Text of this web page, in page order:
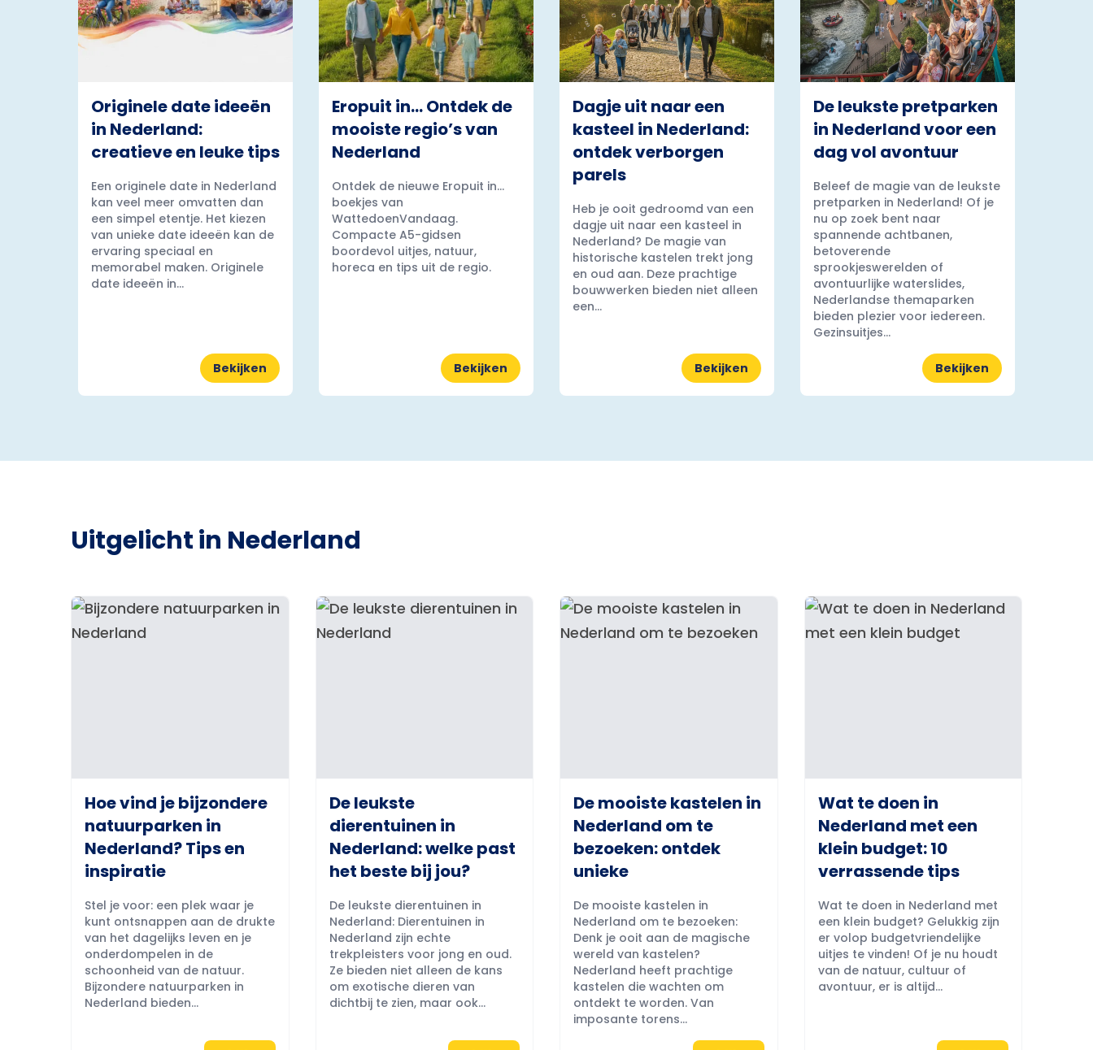
Originele date ideeën
in Nederland:
creatieve en leuke tips
Een originele date in Nederland
kan veel meer omvatten dan
een simpel etentje. Het kiezen
van unieke date ideeën kan de
ervaring speciaal en
memorabel maken. Originele
date ideeën in...
Bekijken
Eropuit in… Ontdek de
mooiste regio’s van
Nederland
Ontdek de nieuwe Eropuit in...
boekjes van
WattedoenVandaag.
Compacte A5-gidsen
boordevol uitjes, natuur,
horeca en tips uit de regio.
Bekijken
Dagje uit naar een
kasteel in Nederland:
ontdek verborgen
parels
Heb je ooit gedroomd van een
dagje uit naar een kasteel in
Nederland? De magie van
historische kastelen trekt jong
en oud aan. Deze prachtige
bouwwerken bieden niet alleen
een...
Bekijken
De leukste pretparken
in Nederland voor een
dag vol avontuur
Beleef de magie van de leukste
pretparken in Nederland! Of je
nu op zoek bent naar
spannende achtbanen,
betoverende
sprookjeswerelden of
avontuurlijke waterslides,
Nederlandse themaparken
bieden plezier voor iedereen.
Gezinsuitjes...
Bekijken
Uitgelicht in Nederland
Hoe vind je bijzondere
natuurparken in
Nederland? Tips en
inspiratie
Stel je voor: een plek waar je
kunt ontsnappen aan de drukte
van het dagelijks leven en je
onderdompelen in de
schoonheid van de natuur.
Bijzondere natuurparken in
Nederland bieden...
De leukste
dierentuinen in
Nederland: welke past
het beste bij jou?
De leukste dierentuinen in
Nederland: Dierentuinen in
Nederland zijn echte
trekpleisters voor jong en oud.
Ze bieden niet alleen de kans
om exotische dieren van
dichtbij te zien, maar ook...
De mooiste kastelen in
Nederland om te
bezoeken: ontdek
unieke
De mooiste kastelen in
Nederland om te bezoeken:
Denk je ooit aan de magische
wereld van kastelen?
Nederland heeft prachtige
kastelen die wachten om
ontdekt te worden. Van
imposante torens...
Wat te doen in
Nederland met een
klein budget: 10
verrassende tips
Wat te doen in Nederland met
een klein budget? Gelukkig zijn
er volop budgetvriendelijke
uitjes te vinden! Of je nu houdt
van de natuur, cultuur of
avontuur, er is altijd...